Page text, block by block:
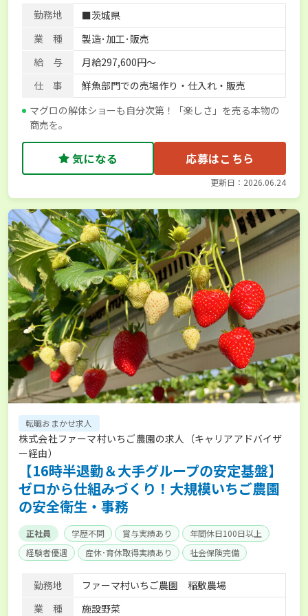
勤務地
■茨城県
業 種
製造･加工･販売
給 与
月給297,600円～
仕 事
鮮魚部門での売場作り・仕入れ・販売
マグロの解体ショーも自分次第！「楽しさ」を売る本物の
商売を。
気になる 応募はこちら
更新日：2026.06.24
転職おまかせ求人
株式会社ファーマ村いちご農園の求人（キャリアアドバイザ
ー経由）
【16時半退勤＆大手グループの安定基盤】
ゼロから仕組みづくり！大規模いちご農園
の安全衛生・事務
正社員 学歴不問 賞与実績あり
年間休日100日以上
経験者優遇
産休･育休取得実績あり 社会保険完備
勤務地
ファーマ村いちご農園 稲敷農場
業 種
施設野菜